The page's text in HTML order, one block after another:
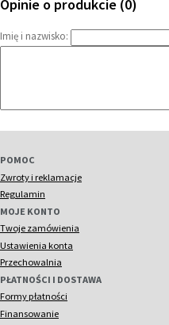
Opinie o produkcie (0)
Imię i nazwisko:
POMOC
Zwroty i reklamacje
Regulamin
MOJE KONTO
Twoje zamówienia
Ustawienia konta
Przechowalnia
PŁATNOŚCI I DOSTAWA
Formy płatności
Finansowanie